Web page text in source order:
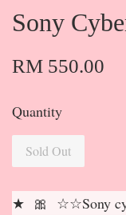
Sony
RM 550.00
Quantity
Sold Out
★ 🎀 ☆☆Sony